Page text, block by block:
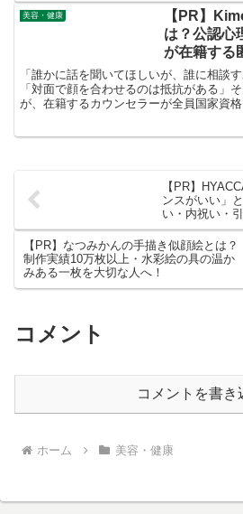
美容・健康
【PR】
は？公認心
が在籍する
ン心理カウ
説！
「誰かに話を聞いてほしいが、誰に相談
「対面で顔を合わせるのは抵抗がある」
が、在籍するカウンセラーが全員国家資
【PR】
ンスがいい」
い・内祝い・
ップを徹底解
【PR】なつみかんの手描き似顔絵とは？
制作実績10万枚以上・水彩絵の具の温か
みある一枚を大切な人へ！
コメント
コメントを書き
ホーム 美容・健康